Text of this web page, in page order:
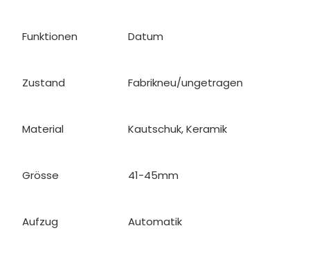
Funktionen Datum
Zustand Fabrikneu/ungetragen
Material Kautschuk, Keramik
Grösse 41-45mm
Aufzug Automatik